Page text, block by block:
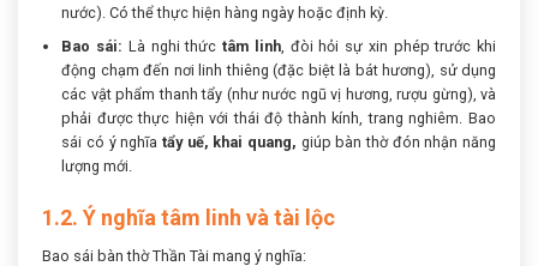
nước). Có thể thực hiện hàng ngày hoặc định kỳ.
Bao sái: Là nghi thứctâm linh, đòi hỏi sự xin phép trước khi
động chạm đến nơi linh thiêng (đặc biệt là bát hương), sử dụng
các vật phẩm thanh tẩy (như nước ngũ vị hương, rượu gừng), và
phải được thực hiện với thái độ thành kính, trang nghiêm. Bao
sái có ý nghĩatẩy uế, khai quang, giúp bàn thờ đón nhận năng
lượng mới.
1.2. Ý nghĩa tâm linh và tài lộc
Bao sái bàn thờ Thần Tài mang ý nghĩa: